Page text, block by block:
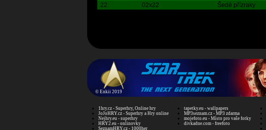
22.
02x22 Šedé přízraky
© Enkii 2019
1hry.cz - Superhry, Online hry
JoJoHRY.cz - Superhry a Hry online
Nejhry.eu - superhry
HRY2.eu - onlinovky
SeznamHRY.cz - 1000her
tapetky.eu - wallpapers
MP3seznam.cz - MP3 zdarma
mojefoto.eu - Místo pro vaše fotky
divkadne.com - freefoto